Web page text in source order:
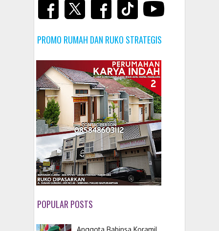
PROMO RUMAH DAN RUKO STRATEGIS
POPULAR POSTS
Anggota Babinsa Koramil